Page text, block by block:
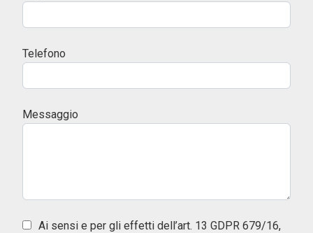
Telefono
Messaggio
Ai sensi e per gli effetti dell’art. 13 GDPR 679/16,